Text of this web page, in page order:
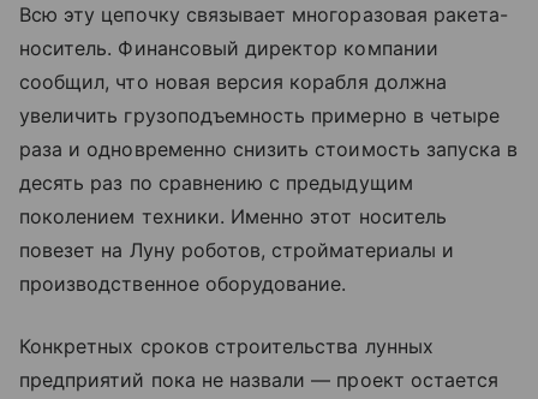
Всю эту цепочку связывает многоразовая ракета-
носитель. Финансовый директор компании
сообщил, что новая версия корабля должна
увеличить грузоподъемность примерно в четыре
раза и одновременно снизить стоимость запуска в
десять раз по сравнению с предыдущим
поколением техники. Именно этот носитель
повезет на Луну роботов, стройматериалы и
производственное оборудование.
Конкретных сроков строительства лунных
предприятий пока не назвали — проект остается